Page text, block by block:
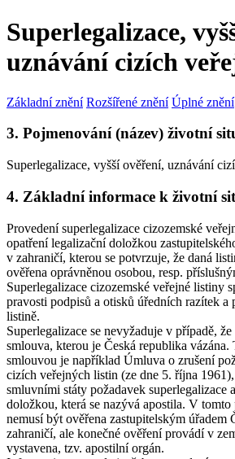
Superlegalizace,
uznávání cizích
Základní znění Rozšířené znění Úplné znění
3. Pojmenování (název) životní
Superlegalizace, vyšší ověření, uznávání
4. Základní informace k životní
Provedení superlegalizace cizozemské
opatření legalizační doložkou
v zahraničí, kterou se potvrzuje, že daná
ověřena oprávněnou osobou, resp.
Superlegalizace cizozemské veřejné listiny
pravosti podpisů a otisků úředních razítek a
listině.
Superlegalizace se nevyžaduje v případě,
smlouva, kterou je Česká republika
smlouvou je například Úmluva o zrušení
cizích veřejných listin (ze dne 5. října
smluvními státy požadavek superlegalizace
doložkou, která se nazývá apostila. V tomto
nemusí být ověřena zastupitelským úřadem
zahraničí, ale konečné ověření provádí v
vystavena, tzv. apostilní orgán.